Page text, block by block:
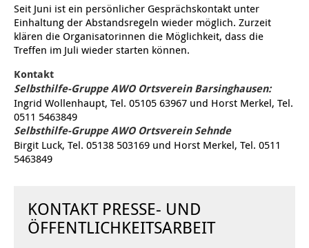
Kindertagesstätte Tresckowstraße
Kindertagesstätte Voltmerstraße
Kindertagesstätte Wiehbergstraße
Seit Juni ist ein persönlicher Gesprächskontakt unter
Einhaltung der Abstandsregeln wieder möglich. Zurzeit
klären die Organisatorinnen die Möglichkeit, dass die
Treffen im Juli wieder starten können.
Kontakt
Selbsthilfe-Gruppe AWO Ortsverein Barsinghausen:
Ingrid Wollenhaupt, Tel. 05105 63967 und Horst Merkel, Tel.
0511 5463849
Selbsthilfe-Gruppe AWO Ortsverein Sehnde
Birgit Luck, Tel. 05138 503169 und Horst Merkel, Tel. 0511
5463849
KONTAKT PRESSE- UND
ÖFFENTLICHKEITSARBEIT